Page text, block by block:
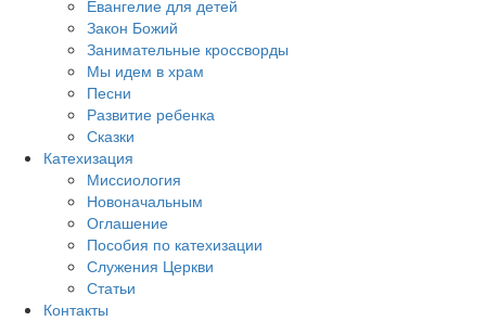
Евангелие для детей
Закон Божий
Занимательные кроссворды
Мы идем в храм
Песни
Развитие ребенка
Сказки
Катехизация
Миссиология
Новоначальным
Оглашение
Пособия по катехизации
Служения Церкви
Статьи
Контакты